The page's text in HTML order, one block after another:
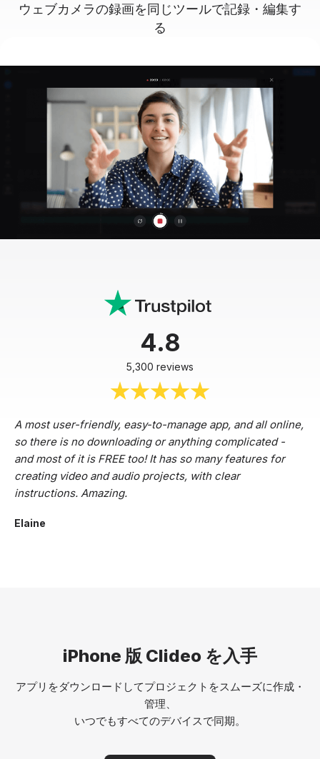
ウェブカメラの録画を同じツールで記録・編集す
る
4.8
5,300 reviews
A most user-friendly, easy-to-manage app, and all online,
so there is no downloading or anything complicated -
and most of it is FREE too! It has so many features for
creating video and audio projects, with clear
instructions. Amazing.
Elaine
iPhone 版 Clideo を入手
アプリをダウンロードしてプロジェクトをスムーズに作成・
管理、
いつでもすべてのデバイスで同期。